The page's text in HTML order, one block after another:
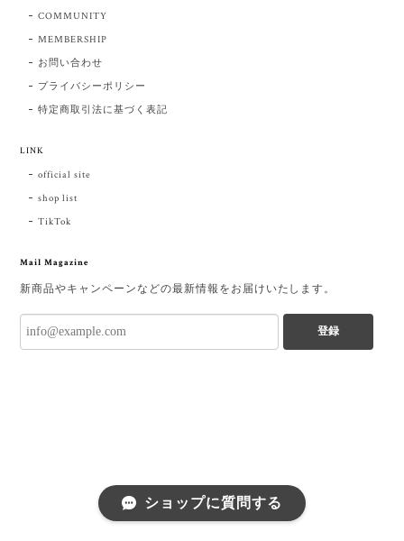
COMMUNITY
MEMBERSHIP
お問い合わせ
プライバシーポリシー
特定商取引法に基づく表記
LINK
official site
shop list
TikTok
Mail Magazine
新商品やキャンペーンなどの最新情報をお届けいたします。
登録
ショップに質問する